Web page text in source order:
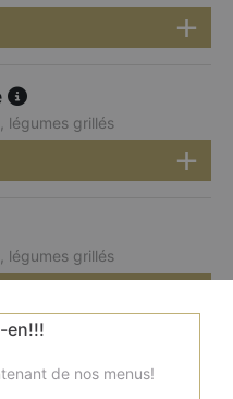
légumes grillés
légumes grillés
grillés
en!!!
de nos menus!